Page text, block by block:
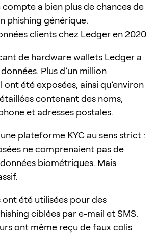
a bien plus de chances de
phishing générique.
clients chez Ledger en 2020
de hardware wallets Ledger a
Plus d’un million
ont été exposées, ainsi qu’environ
contenant des noms,
et adresses postales.
plateforme KYC au sens strict :
ne comprenaient pas de
biométriques. Mais
été utilisées pour des
ciblées par e-mail et SMS.
ont même reçu de faux colis